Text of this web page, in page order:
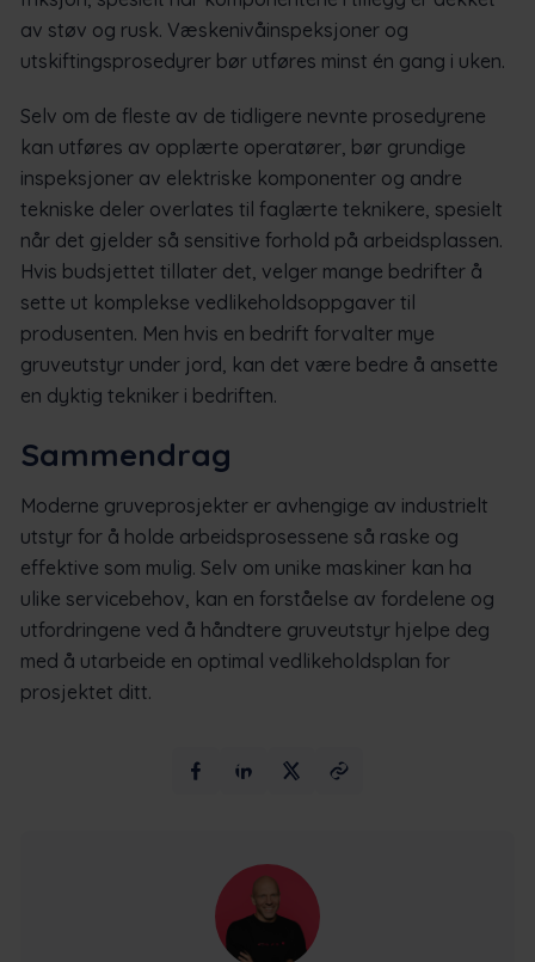
av støv og rusk. Væskenivåinspeksjoner og
utskiftingsprosedyrer bør utføres minst én gang i uken.
Selv om de fleste av de tidligere nevnte prosedyrene
kan utføres av opplærte operatører, bør grundige
inspeksjoner av elektriske komponenter og andre
tekniske deler overlates til faglærte teknikere, spesielt
når det gjelder så sensitive forhold på arbeidsplassen.
Hvis budsjettet tillater det, velger mange bedrifter å
sette ut komplekse vedlikeholdsoppgaver til
produsenten. Men hvis en bedrift forvalter mye
gruveutstyr under jord, kan det være bedre å ansette
en dyktig tekniker i bedriften.
Sammendrag
Moderne gruveprosjekter er avhengige av industrielt
utstyr for å holde arbeidsprosessene så raske og
effektive som mulig. Selv om unike maskiner kan ha
ulike servicebehov, kan en forståelse av fordelene og
utfordringene ved å håndtere gruveutstyr hjelpe deg
med å utarbeide en optimal vedlikeholdsplan for
prosjektet ditt.